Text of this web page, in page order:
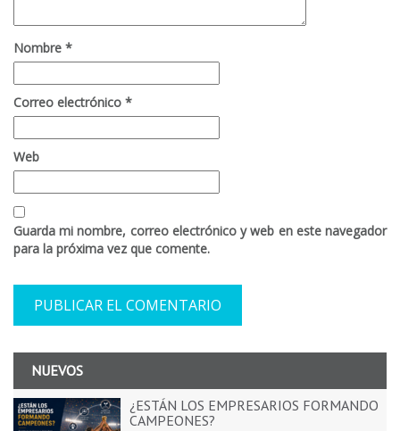
Nombre *
Correo electrónico *
Web
Guarda mi nombre, correo electrónico y web en este navegador
para la próxima vez que comente.
NUEVOS
¿ESTÁN LOS EMPRESARIOS FORMANDO
CAMPEONES?